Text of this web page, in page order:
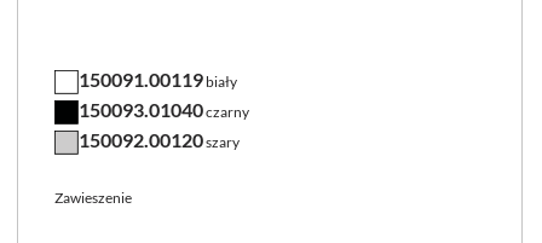
150091.00119 biały
150093.01040czarny
150092.00120szary
Zawieszenie